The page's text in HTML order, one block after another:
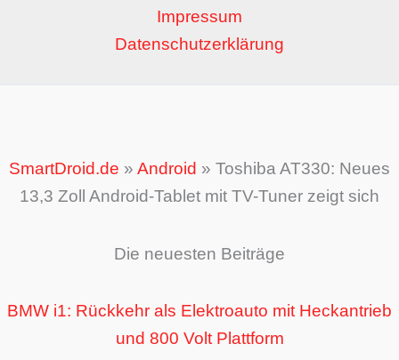
Impressum
Datenschutzerklärung
SmartDroid.de » Android » Toshiba AT330: Neues
13,3 Zoll Android-Tablet mit TV-Tuner zeigt sich
Die neuesten Beiträge
BMW i1: Rückkehr als Elektroauto mit Heckantrieb
und 800 Volt Plattform